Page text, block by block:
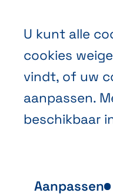
U kunt alle
cookies
vindt, of uw
aanpassen.
beschikbaar
Aanpassen